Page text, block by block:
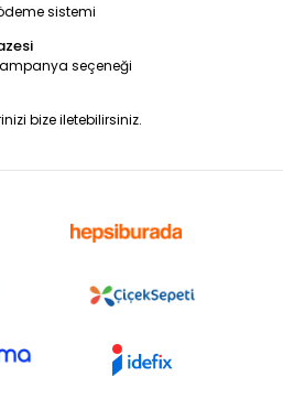
sistemi
seçeneği
bize iletebilirsiniz.